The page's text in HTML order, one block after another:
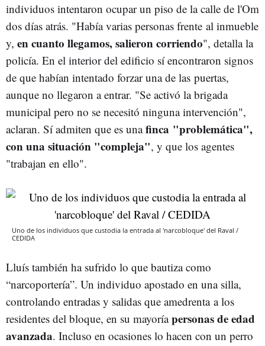
individuos intentaron ocupar un piso de la calle de l'Om
dos días atrás. "Había varias personas frente al inmueble
y, en cuanto llegamos, salieron corriendo", detalla la
policía. En el interior del edificio sí encontraron signos
de que habían intentado forzar una de las puertas,
aunque no llegaron a entrar. "Se activó la brigada
municipal pero no se necesitó ninguna intervención",
aclaran. Sí admiten que es unafinca "problemática",
con una situación "compleja", y que los agentes
"trabajan en ello".
Uno de los individuos que custodia la entrada al 'narcobloque' del Raval /
CEDIDA
Lluís también ha sufrido lo que bautiza como
“narcoportería”. Un individuo apostado en una silla,
controlando entradas y salidas que amedrenta a los
residentes del bloque, en su mayoríapersonas de edad
avanzada. Incluso en ocasiones lo hacen con un perro